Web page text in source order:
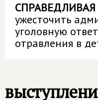
СПРАВЕДЛИВАЯ
ужесточить
уголовную
отравления в